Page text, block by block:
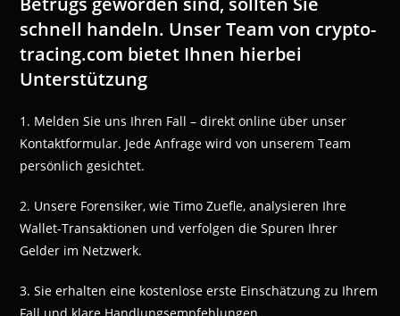
schnell handeln. Unser Team von crypto-
tracing.com bietet Ihnen hierbei
Unterstützung
1. Melden Sie uns Ihren Fall – direkt online über unser
Kontaktformular. Jede Anfrage wird von unserem Team
persönlich gesichtet.
2. Unsere Forensiker, wie Timo Zuefle, analysieren Ihre
Wallet-Transaktionen und verfolgen die Spuren Ihrer
Gelder im Netzwerk.
3. Sie erhalten eine kostenlose erste Einschätzung zu Ihrem